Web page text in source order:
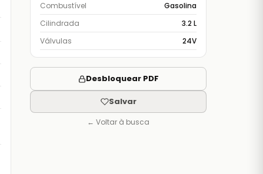
Combustível
Gasolina
Cilindrada
3.2 L
Válvulas
24V
Desbloquear PDF
Salvar
← Voltar à busca